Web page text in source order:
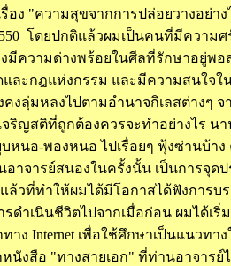
รื่อง "ความสุขจากการปล่อยวางอย่
โดยปกติแล้วผมเป็นคนที่มีควา
มีความด่างพร้อยในศีลที่รักษาอยู่พอ
และกฎแห่งกรรม และมีความสนใจใ
คงลุ่มหลงไปตามอำนาจกิเลสต่างๆ
จริญสติที่ถูกต้องควรจะทำอย่างไร
หนอ-พองหนอ ไปเรื่อยๆ ฟุ้งซ่านบ้าง
าจารย์สนองในครั้งนั้น เป็นการจุด
ล้วที่ทำให้ผมได้มีโอกาสได้ฟังการบ
ดำเนินชีวิตไปจากเมื่อก่อน ผมได้เ
าง Internet เพื่อใช้ศึกษาเป็นแนวท
หนังสือ "ทางสายเอก" ที่ท่านอาจาร